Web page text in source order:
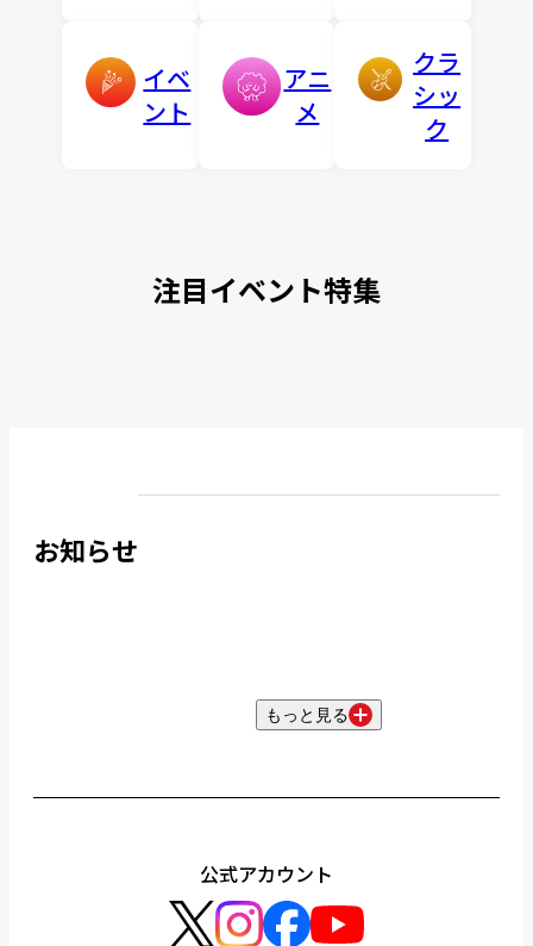
イベ
ント
アニ
メ
クラ
シッ
ク
注目イベント特集
お知らせ
もっと見る
公式アカウント